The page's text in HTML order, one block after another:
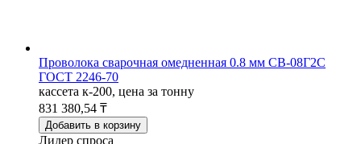
Проволока сварочная омедненная 0.8 мм СВ-08Г2С
ГОСТ 2246-70
кассета к-200, цена за тонну
831 380,54 ₸
Добавить в корзину
Лидер спроса